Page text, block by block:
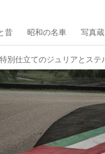
昔 昭和の名車 写真蔵